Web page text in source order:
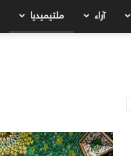
آراء ملتيميديا